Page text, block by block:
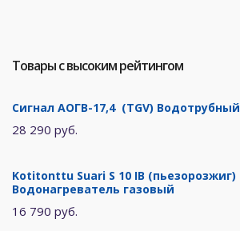
Товары с высоким рейтингом
Сигнал АОГВ-17,4 (TGV) Водотрубный
28 290 руб.
Kotitonttu Suari S 10 IB (пьезорозжиг)
Водонагреватель газовый
16 790 руб.